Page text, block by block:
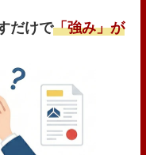
だけで「強み」が